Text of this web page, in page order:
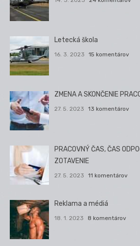
Letecká škola
16. 3. 2023 15 komentárov
ZMENA A SKONČENIE
27. 5. 2023 13 komentárov
PRACOVNÝ ČAS, ČAS
ZOTAVENIE
27. 5. 2023 11 komentárov
Reklama a médiá
18. 1. 2023 8 komentárov